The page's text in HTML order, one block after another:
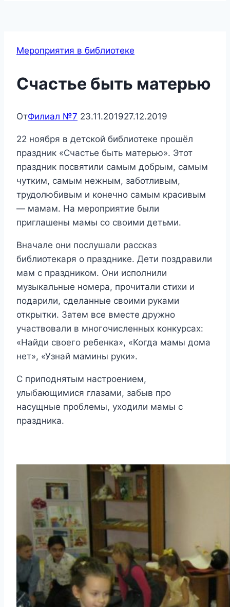
Мероприятия в библиотеке
Счастье быть матерью
ОтФилиал №7 23.11.201927.12.2019
22 ноября в детской библиотеке прошёл
праздник «Счастье быть матерью». Этот
праздник посвятили самым добрым, самым
чутким, самым нежным, заботливым,
трудолюбивым и конечно самым красивым
— мамам. На мероприятие были
приглашены мамы со своими детьми.
Вначале они послушали рассказ
библиотекаря о празднике. Дети поздравили
мам с праздником. Они исполнили
музыкальные номера, прочитали стихи и
подарили, сделанные своими руками
открытки. Затем все вместе дружно
участвовали в многочисленных конкурсах:
«Найди своего ребенка», «Когда мамы дома
нет», «Узнай мамины руки».
С приподнятым настроением,
улыбающимися глазами, забыв про
насущные проблемы, уходили мамы с
праздника.